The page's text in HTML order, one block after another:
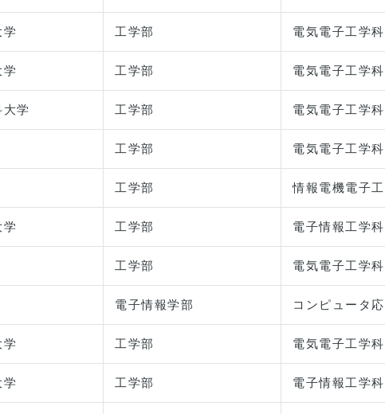
学 工学部 電気電子工学科
学 工学部 電気電子工学科
大学 工学部 電気電子工学科
工学部 電気電子工学科
工学部 情報電機電子
学 工学部 電子情報工学科
工学部 電気電子工学科
電子情報学部 コンピュータ
学 工学部 電気電子工学科
学 工学部 電子情報工学科